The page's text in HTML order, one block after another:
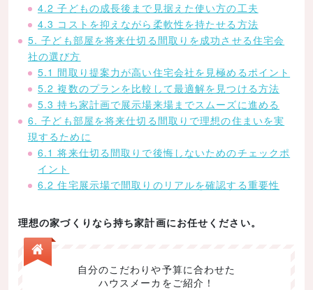
4.2 子どもの成長後まで見据えた使い方の工夫
4.3 コストを抑えながら柔軟性を持たせる方法
5. 子ども部屋を将来仕切る間取りを成功させる住宅会
社の選び方
5.1 間取り提案力が高い住宅会社を見極めるポイント
5.2 複数のプランを比較して最適解を見つける方法
5.3 持ち家計画で展示場来場までスムーズに進める
6. 子ども部屋を将来仕切る間取りで理想の住まいを実
現するために
6.1 将来仕切る間取りで後悔しないためのチェックポ
イント
6.2 住宅展示場で間取りのリアルを確認する重要性
理想の家づくりなら持ち家計画にお任せください。
自分のこだわりや予算に合わせた
ハウスメーカをご紹介！